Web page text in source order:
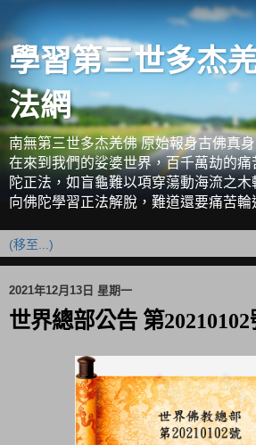
學習第三世多杰
法網
南無第三世多杰羌佛 原始報身古佛真
在來到我們的娑婆世界，百千萬劫的
陀正法，如盲龜難以項穿蕩動海流之
向佛陀學習正法解脫，難道還要痛苦
2021年12月13日 星期一
世界總部公告 第20210102